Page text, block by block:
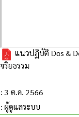
แนวปฏิบัติ Dos &
จริยธรรม
: 3 ต.ค. 2566
: ผู้ดูแลระบบ